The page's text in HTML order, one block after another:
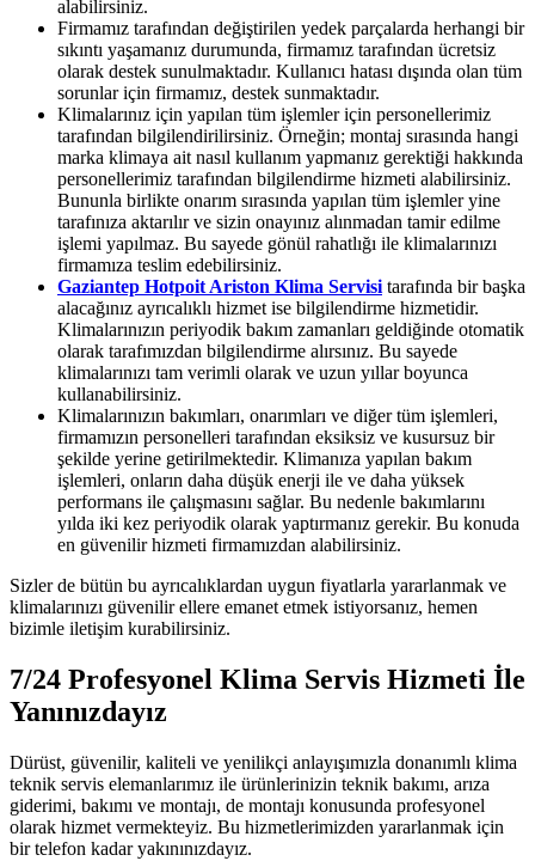
alabilirsiniz.
Firmamız tarafından değiştirilen yedek parçalarda herhangi bir
sıkıntı yaşamanız durumunda, firmamız tarafından ücretsiz
olarak destek sunulmaktadır. Kullanıcı hatası dışında olan tüm
sorunlar için firmamız, destek sunmaktadır.
Klimalarınız için yapılan tüm işlemler için personellerimiz
tarafından bilgilendirilirsiniz. Örneğin; montaj sırasında hangi
marka klimaya ait nasıl kullanım yapmanız gerektiği hakkında
personellerimiz tarafından bilgilendirme hizmeti alabilirsiniz.
Bununla birlikte onarım sırasında yapılan tüm işlemler yine
tarafınıza aktarılır ve sizin onayınız alınmadan tamir edilme
işlemi yapılmaz. Bu sayede gönül rahatlığı ile klimalarınızı
firmamıza teslim edebilirsiniz.
Gaziantep Hotpoit Ariston Klima Servisi tarafında bir başka
alacağınız ayrıcalıklı hizmet ise bilgilendirme hizmetidir.
Klimalarınızın periyodik bakım zamanları geldiğinde otomatik
olarak tarafımızdan bilgilendirme alırsınız. Bu sayede
klimalarınızı tam verimli olarak ve uzun yıllar boyunca
kullanabilirsiniz.
Klimalarınızın bakımları, onarımları ve diğer tüm işlemleri,
firmamızın personelleri tarafından eksiksiz ve kusursuz bir
şekilde yerine getirilmektedir. Klimanıza yapılan bakım
işlemleri, onların daha düşük enerji ile ve daha yüksek
performans ile çalışmasını sağlar. Bu nedenle bakımlarını
yılda iki kez periyodik olarak yaptırmanız gerekir. Bu konuda
en güvenilir hizmeti firmamızdan alabilirsiniz.
Sizler de bütün bu ayrıcalıklardan uygun fiyatlarla yararlanmak ve
klimalarınızı güvenilir ellere emanet etmek istiyorsanız, hemen
bizimle iletişim kurabilirsiniz.
7/24 Profesyonel Klima Servis Hizmeti İle
Yanınızdayız
Dürüst, güvenilir, kaliteli ve yenilikçi anlayışımızla donanımlı klima
teknik servis elemanlarımız ile ürünlerinizin teknik bakımı, arıza
giderimi, bakımı ve montajı, de montajı konusunda profesyonel
olarak hizmet vermekteyiz. Bu hizmetlerimizden yararlanmak için
bir telefon kadar yakınınızdayız.